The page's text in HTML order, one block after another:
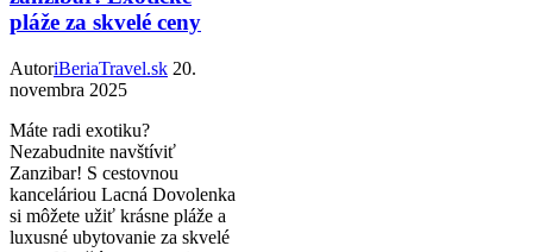
pláže za skvelé ceny
AutoriBeriaTravel.sk 20.
novembra 2025
Máte radi exotiku?
Nezabudnite navštíviť
Zanzibar! S cestovnou
kanceláriou Lacná Dovolenka
si môžete užiť krásne pláže a
luxusné ubytovanie za skvelé